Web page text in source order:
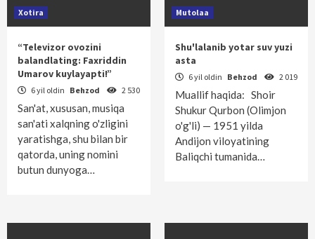
Xotira
“Televizor ovozini
balandlating: Faxriddin
Umarov kuylayapti!”
6 yil oldin Behzod 2 530
San'at, xususan, musiqa
san'ati xalqning o'zligini
yaratishga, shu bilan bir
qatorda, uning nomini
butun dunyoga…
Mutolaa
Shu'lalanib yotar suv yuzi
asta
6 yil oldin Behzod 2 019
Muallif haqida: Shoir
Shukur Qurbon (Olimjon
o'g'li) — 1951 yilda
Andijon viloyatining
Baliqchi tumanida…